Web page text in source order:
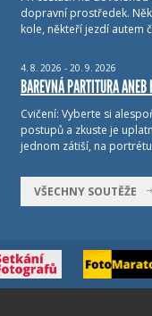
dopravní prostředek.
kole, někteří jezdí autem
4. 8. 2026 - 20. 9. 2026
BAREVNÁ PARTITURA
Cvičení: Vyberte si
postupů a zkuste je
jednom zátiší, na
VŠECHNY SOUTĚŽE